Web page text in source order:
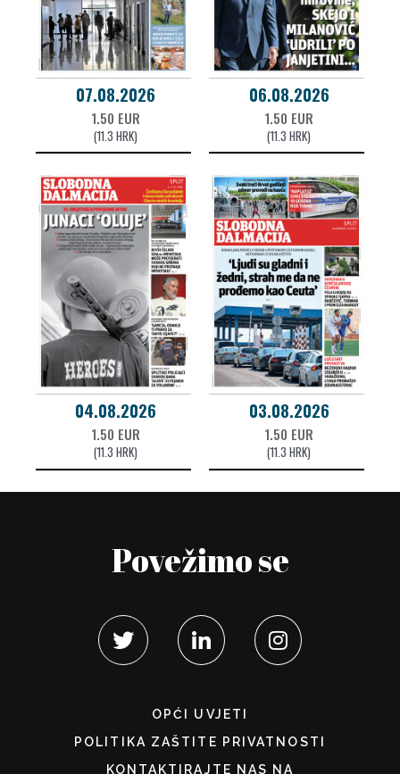
07.08.2026
1.50 EUR
(11.3 HRK)
06.08.2026
1.50 EUR
(11.3 HRK)
04.08.2026
1.50 EUR
(11.3 HRK)
03.08.2026
1.50 EUR
(11.3 HRK)
Povežimo se
OPĆI UVJETI
POLITIKA ZAŠTITE PRIVATNOSTI
KONTAKTIRAJTE NAS NA